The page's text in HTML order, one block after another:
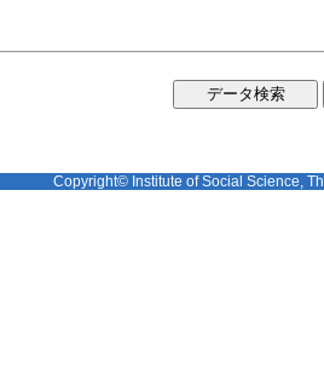
Copyright© Institute of Social Science,